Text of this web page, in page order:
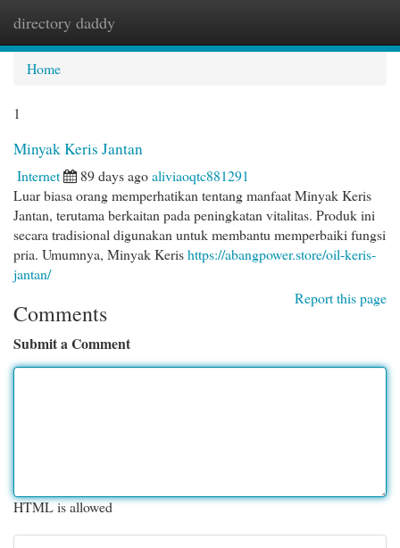
directory daddy
Home
1
Minyak Keris Jantan
Internet 89 days agoaliviaoqtc881291
Luar biasa orang memperhatikan tentang manfaat Minyak Keris
Jantan, terutama berkaitan pada peningkatan vitalitas. Produk ini
secara tradisional digunakan untuk membantu memperbaiki fungsi
pria. Umumnya, Minyak Kerishttps://abangpower.store/oil-keris-
jantan/
Report this page
Comments
Submit a Comment
HTML is allowed